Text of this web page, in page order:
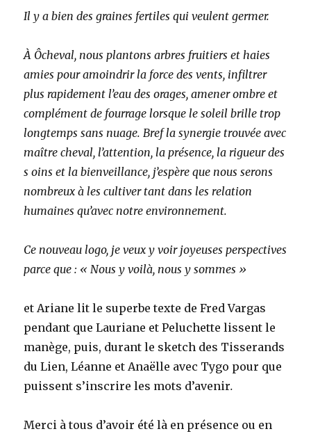
Il y a bien des graines fertiles qui veulent germer.
À Ôcheval, nous plantons arbres fruitiers et haies
amies pour amoindrir la force des vents, infiltrer
plus rapidement l’eau des orages, amener ombre et
complément de fourrage lorsque le soleil brille trop
longtemps sans nuage. Bref la synergie trouvée avec
maître cheval, l’attention, la présence, la rigueur des
s oins et la bienveillance, j’espère que nous serons
nombreux à les cultiver tant dans les relation
humaines qu’avec notre environnement.
Ce nouveau logo, je veux y voir joyeuses perspectives
parce que : « Nous y voilà, nous y sommes »
et Ariane lit le superbe texte de Fred Vargas
pendant que Lauriane et Peluchette lissent le
manège, puis, durant le sketch des Tisserands
du Lien, Léanne et Anaëlle avec Tygo pour que
puissent s’inscrire les mots d’avenir.
Merci à tous d’avoir été là en présence ou en